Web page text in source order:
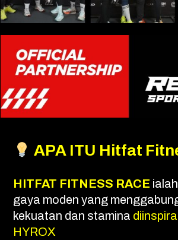
APA ITU Hitfat
HITFAT FITNESS RACE
gaya moden yang
kekuatan dan stamina
HYROX